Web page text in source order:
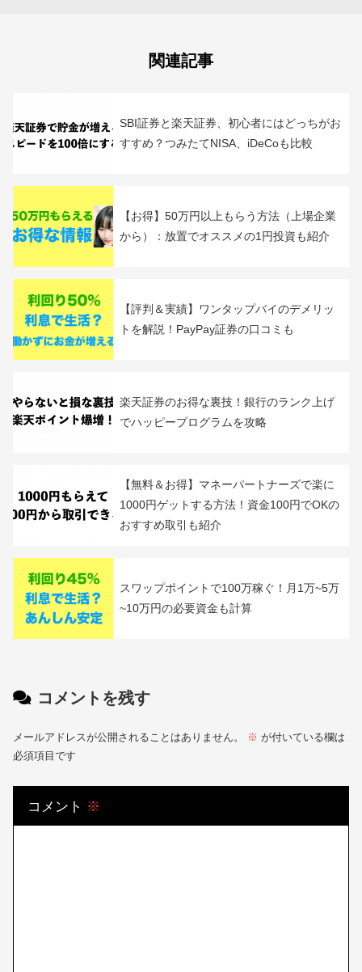
関連記事
SBI証券と楽天証券、初心者にはどっちがお
すすめ？つみたてNISA、iDeCoも比較
【お得】50万円以上もらう方法（上場企業
から）：放置でオススメの1円投資も紹介
【評判＆実績】ワンタップバイのデメリッ
トを解説！PayPay証券の口コミも
楽天証券のお得な裏技！銀行のランク上げ
でハッピープログラムを攻略
【無料＆お得】マネーパートナーズで楽に
1000円ゲットする方法！資金100円でOKの
おすすめ取引も紹介
スワップポイントで100万稼ぐ！月1万~5万
~10万円の必要資金も計算
コメントを残す
メールアドレスが公開されることはありません。 ※ が付いている欄は
必須項目です
コメント ※